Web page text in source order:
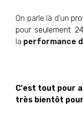
On parle là d’un
pour seulement
la performance
C'est tout pour
très bientôt